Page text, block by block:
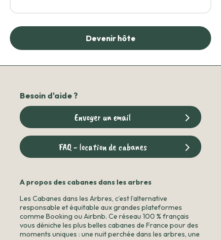
Devenir hôte
Besoin d'aide ?
Envoyer un email
FAQ - location de cabanes
A propos des cabanes dans les arbres
Les Cabanes dans les Arbres, c’est l’alternative
responsable et équitable aux grandes plateformes
comme Booking ou Airbnb. Ce réseau 100 % français
vous déniche les plus belles cabanes de France pour des
moments uniques : une nuit perchée dans les arbres, une